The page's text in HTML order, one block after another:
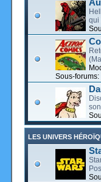
qui
Sous-forums:
LES UNIVERS